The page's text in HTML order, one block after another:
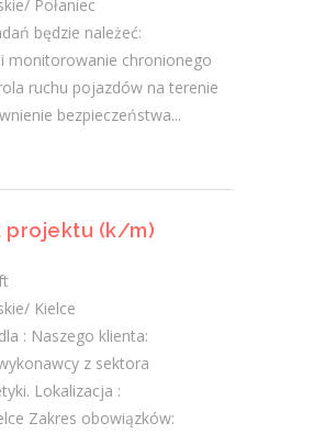
Połaniec
będzie należeć:
monitorowanie chronionego
ruchu pojazdów na terenie
bezpieczeństwa...
projektu (k/m)
Kielce
: Naszego klienta:
z sektora
Lokalizacja :
Zakres obowiązków: